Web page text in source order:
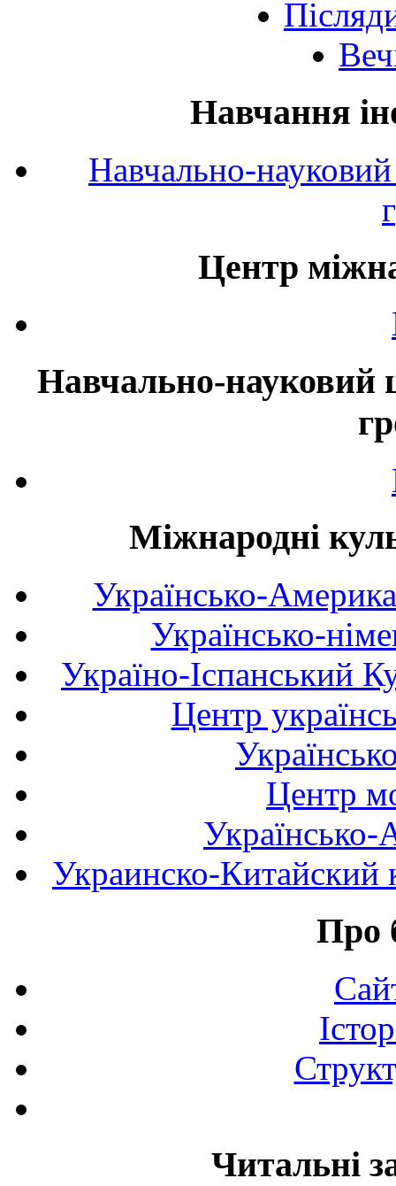
Навчання
Навчально-
Центр
Навчально-науковий
Міжнародні
Українсько-
Українсько-
Україно-Іспанський
Центр
Центр
Українсько-
Украинско-Китайский
Про
Читальні